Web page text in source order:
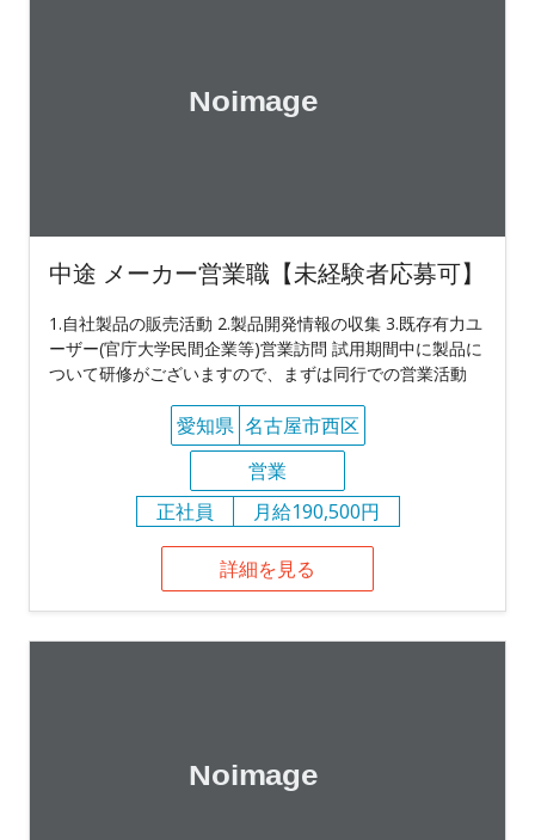
中途 メーカー営業職【未経験者応募可】
1.自社製品の販売活動 2.製品開発情報の収集 3.既存有力ユ
ーザー(官庁大学民間企業等)営業訪問 試用期間中に製品に
ついて研修がございますので、まずは同行での営業活動
愛知県 名古屋市西区
営業
正社員
月給190,500円
詳細を見る